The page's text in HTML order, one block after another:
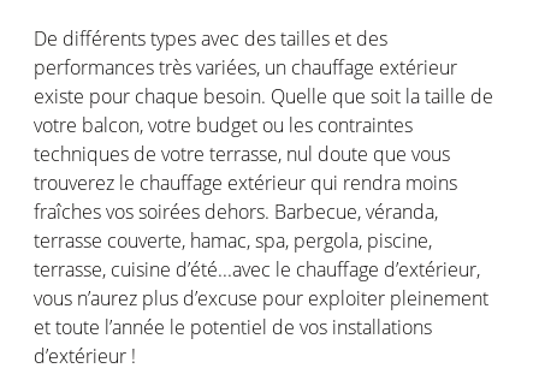
De différents types avec des tailles et des
performances très variées, un chauffage extérieur
existe pour chaque besoin. Quelle que soit la taille de
votre balcon, votre budget ou les contraintes
techniques de votre terrasse, nul doute que vous
trouverez le chauffage extérieur qui rendra moins
fraîches vos soirées dehors. Barbecue, véranda,
terrasse couverte, hamac, spa, pergola, piscine,
terrasse, cuisine d’été...avec le chauffage d’extérieur,
vous n’aurez plus d’excuse pour exploiter pleinement
et toute l’année le potentiel de vos installations
d’extérieur !